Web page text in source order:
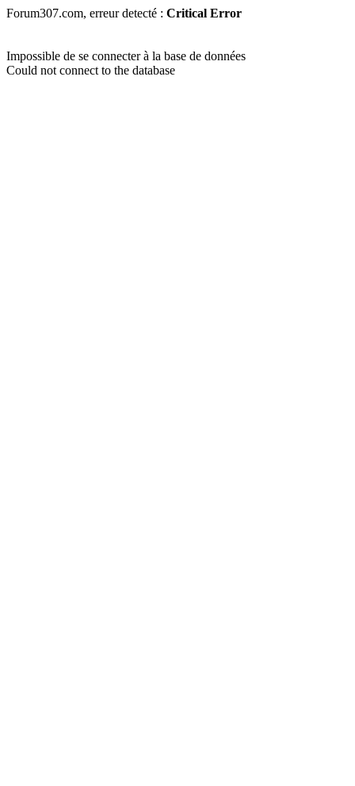
Forum307.com, erreur detecté : Critical Error
Impossible de se connecter à la base de données
Could not connect to the database